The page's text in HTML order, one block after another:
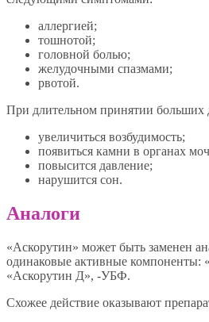
аллергией;
тошнотой;
головной болью;
желудочными спазмами;
рвотой.
При длительном принятии больших
увеличиться возбудимость;
появиться камни в органах
повысится давление;
нарушится сон.
Аналоги
«Аскорутин» может быть заменен
одинаковые активные компоненты:
«Аскорутин Д», -УБФ.
Схожее действие оказывают